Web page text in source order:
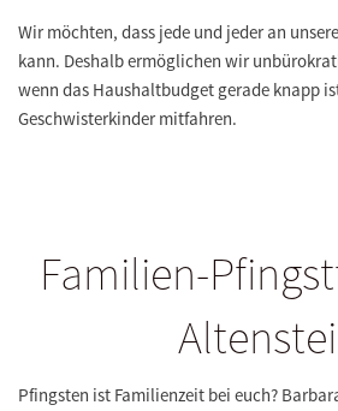
Wir möchten, dass jede und jeder an
kann. Deshalb ermöglichen wir
wenn das Haushaltbudget gerade knapp
Geschwisterkinder mitfahren.
Familien-
Pfingsten ist Familienzeit bei euch?